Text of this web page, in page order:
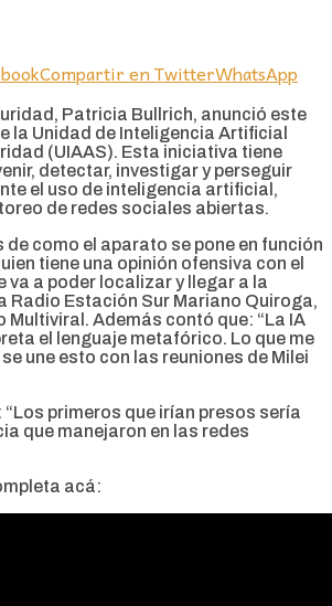
Compartir en TwitterWhatsApp
Patricia Bullrich, anunció este
la Unidad de Inteligencia Artificial
(UIAAS). Esta iniciativa tiene
detectar, investigar y perseguir
el uso de inteligencia artificial,
de redes sociales abiertas.
de como el aparato se pone en función
tiene una opinión ofensiva con el
va a poder localizar y llegar a la
Radio Estación Sur Mariano Quiroga,
Multiviral. Además contó que: “La IA
el lenguaje metafórico. Lo que me
une esto con las reuniones de Milei
primeros que irían presos sería
que manejaron en las redes
acá: